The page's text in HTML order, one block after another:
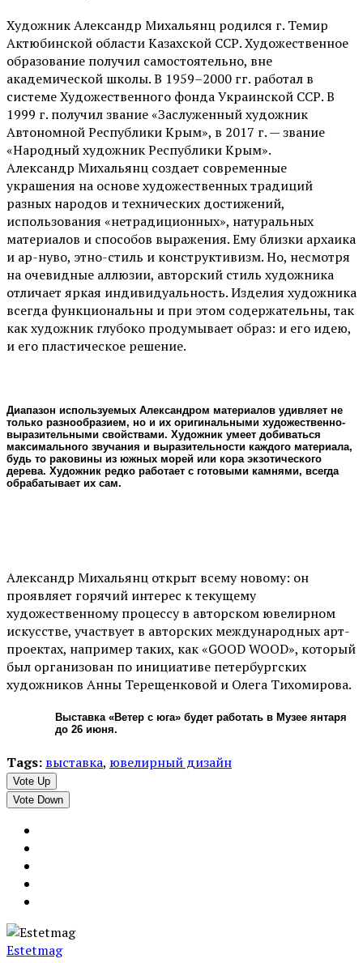
Художник Александр Михальянц родился г. Темир
Актюбинской области Казахской ССР. Художественное
образование получил самостоятельно, вне
академической школы. В 1959–2000 гг. работал в
системе Художественного фонда Украинской ССР. В
1999 г. получил звание «Заслуженный художник
Автономной Республики Крым», в 2017 г. — звание
«Народный художник Республики Крым».
Александр Михальянц создает современные
украшения на основе художественных традиций
разных народов и технических достижений,
использования «нетрадиционных», натуральных
материалов и способов выражения. Ему близки архаика
и ар-нуво, этно-стиль и конструктивизм. Но, несмотря
на очевидные аллюзии, авторский стиль художника
отличает яркая индивидуальность. Изделия художника
всегда функциональны и при этом содержательны, так
как художник глубоко продумывает образ: и его идею,
и его пластическое решение.
Диапазон используемых Александром материалов удивляет не
только разнообразием, но и их оригинальными художественно-
выразительными свойствами. Художник умеет добиваться
максимального звучания и выразительности каждого материала,
будь то раковины из южных морей или кора экзотического
дерева. Художник редко работает с готовыми камнями, всегда
обрабатывает их сам.
Александр Михальянц открыт всему новому: он
проявляет горячий интерес к текущему
художественному процессу в авторском ювелирном
искусстве, участвует в авторских международных арт-
проектах, например таких, как «GOOD WOOD», который
был организован по инициативе петербургских
художников Анны Терещенковой и Олега Тихомирова.
Выставка «Ветер с юга» будет работать в Музее янтаря
до 26 июня.
Tags: выставка, ювелирный дизайн
Vote Up
Vote Down
Estetmag